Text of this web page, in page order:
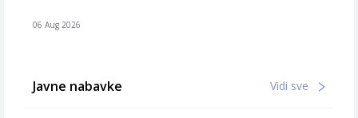
06 Aug 2026
Javne nabavke Vidi sve